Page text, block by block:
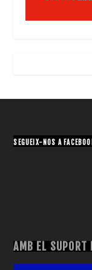
SEGUEIX-NOS A
AMB EL SUPORT